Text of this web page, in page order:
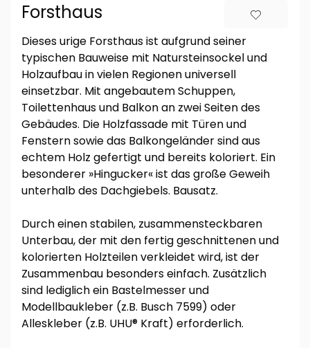
Forsthaus
Dieses urige Forsthaus ist aufgrund seiner
typischen Bauweise mit Natursteinsockel und
Holzaufbau in vielen Regionen universell
einsetzbar. Mit angebautem Schuppen,
Toilettenhaus und Balkon an zwei Seiten des
Gebäudes. Die Holzfassade mit Türen und
Fenstern sowie das Balkongeländer sind aus
echtem Holz gefertigt und bereits koloriert. Ein
besonderer »Hingucker« ist das große Geweih
unterhalb des Dachgiebels. Bausatz.
Durch einen stabilen, zusammensteckbaren
Unterbau, der mit den fertig geschnittenen und
kolorierten Holzteilen verkleidet wird, ist der
Zusammenbau besonders einfach. Zusätzlich
sind lediglich ein Bastelmesser und
Modellbaukleber (z.B. Busch 7599) oder
Alleskleber (z.B. UHU® Kraft) erforderlich.